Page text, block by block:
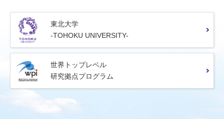
東北大学
-TOHOKU UNIVERSITY-
世界トップレベル
研究拠点プログラム